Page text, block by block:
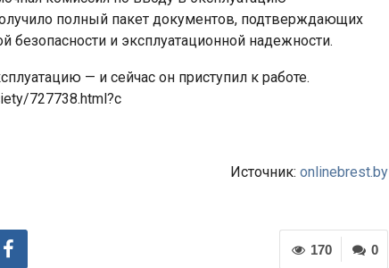
полный пакет документов, подтверждающих
безопасности и эксплуатационной надежности.
— и сейчас он приступил к работе.
727738.html?c
Источник: onlinebrest.by
0
170